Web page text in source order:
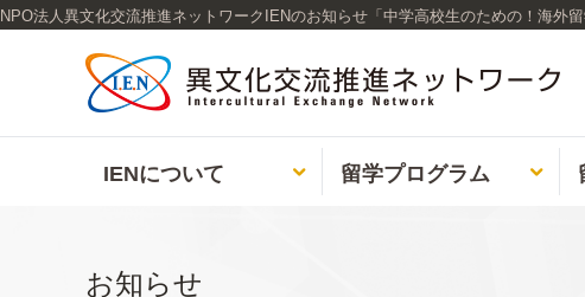
NPO法人異文化交流推進ネットワークIENのお知らせ「中学高校生のための！海外留
IENについて  留学プログラム 
お知らせ